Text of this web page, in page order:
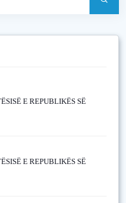
E REPUBLIKËS SË
E REPUBLIKËS SË